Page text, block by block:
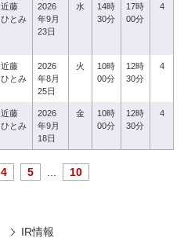
近藤
ひとみ
2026
年9月
23日
水
14時
30分
17時
00分
4
近藤
ひとみ
2026
年8月
25日
火
10時
00分
12時
30分
4
近藤
ひとみ
2026
年9月
18日
金
10時
00分
12時
30分
4
4 5 10
IR情報